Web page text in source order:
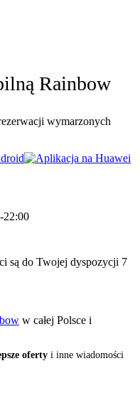
Rainbow
wymarzonych
22:00
są do Twojej dyspozycji 7
w całej Polsce i
oferty i inne wiadomości